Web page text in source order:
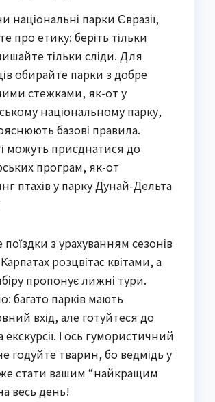
національні парки Євразії,
про етику: беріть тільки
тільки сліди. Для
обирайте парки з добре
стежками, як-от у
національному парку,
базові правила.
можуть приєднатися до
програм, як-от
птахів у парку Дунай-Дельта
з урахуванням сезонів
розцвітає квітами, а
пропонує лижні тури.
багато парків мають
вхід, але готуйтеся до
екскурсії. І ось гумористичний
годуйте тварин, бо ведмідь у
стати вашим “найкращим
весь день!